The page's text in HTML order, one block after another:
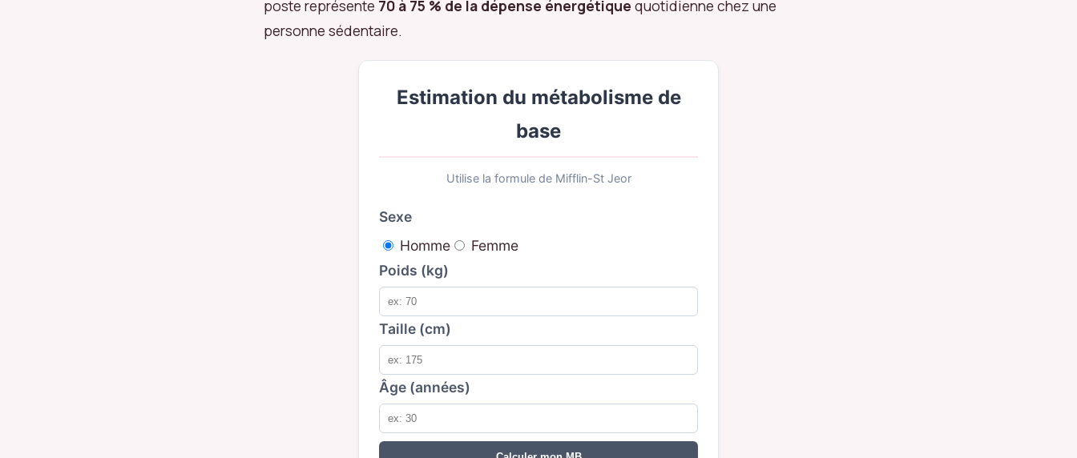
poste représente 70 à 75 % de la dépense énergétique quotidienne chez une
personne sédentaire.
Estimation du métabolisme de
base
Utilise la formule de Mifflin-St Jeor
Sexe
Homme
Femme
Poids (kg)
Taille (cm)
Âge (années)